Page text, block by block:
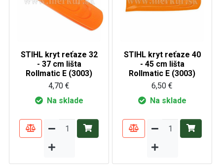
STIHL kryt reťaze 32
- 37 cm lišta
Rollmatic E (3003)
4,70 €
Na sklade
STIHL kryt reťaze 40
- 45 cm lišta
Rollmatic E (3003)
6,50 €
Na sklade